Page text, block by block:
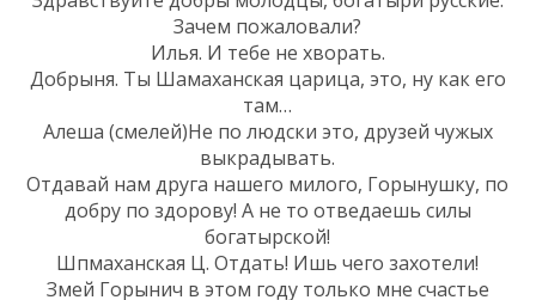
Зачем пожаловали?
Илья. И тебе не хворать.
Добрыня. Ты Шамаханская царица, это, ну как его
там…
Алеша (смелей)Не по людски это, друзей чужых
выкрадывать.
Отдавай нам друга нашего милого, Горынушку, по
добру по здорову! А не то отведаешь силы
богатырской!
Шпмаханская Ц. Отдать! Ишь чего захотели!
Змей Горынич в этом году только мне счастье